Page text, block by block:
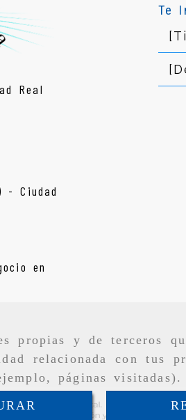
propias y de terceros
relacionada con tus
páginas
Real
- Ciudad
Te